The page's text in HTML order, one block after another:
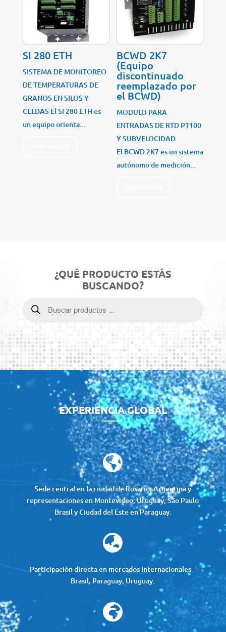
SI 280 ETH
SISTEMA DE MONITOREO
DE TEMPERATURAS DE
GRANOS EN SILOS Y
CELDAS El SI 280 ETH es
un equipo orienta...
BCWD 2K7
(Equipo
discontinuado
reemplazado por
el BCWD)
MODULO PARA
ENTRADAS DE RTD PT100
Y SUBVELOCIDAD
El BCWD 2K7 es un sistema
autónomo de medición...
¿QUÉ PRODUCTO ESTÁS
BUSCANDO?
search
Video
Player
EXPERIENCIA GLOBAL

Sede central en la ciudad de Rosario, Argentina y
representaciones en Montevideo, Uruguay, São Paulo
Brasil y Ciudad del Este en Paraguay.

Participación directa en mercados internacionales –
Brasil, Paraguay, Uruguay.
